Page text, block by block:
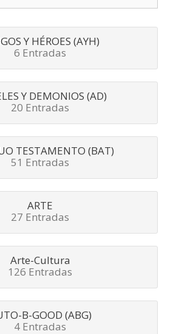
Y HÉROES (AYH)
6 Entradas
Y DEMONIOS (AD)
20 Entradas
TESTAMENTO (BAT)
51 Entradas
ARTE
27 Entradas
Arte-Cultura
126 Entradas
B-GOOD (ABG)
4 Entradas